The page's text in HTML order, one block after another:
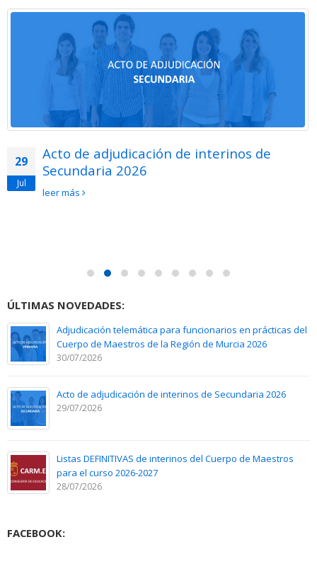
29
Jul
Acto de adjudicación de interinos de
Secundaria 2026
leer más
ÚLTIMAS NOVEDADES:
Adjudicación telemática para funcionarios en prácticas del
Cuerpo de Maestros de la Región de Murcia 2026
30/07/2026
Acto de adjudicación de interinos de Secundaria 2026
29/07/2026
Listas DEFINITIVAS de interinos del Cuerpo de Maestros
para el curso 2026-2027
28/07/2026
FACEBOOK: